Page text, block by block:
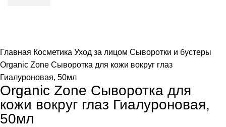
Главная Косметика Уход за лицом Сыворотки и бустеры
Organic Zone Сыворотка для кожи вокруг глаз
Гиалуроновая, 50мл
Organic Zone Сыворотка для
кожи вокруг глаз Гиалуроновая,
50мл